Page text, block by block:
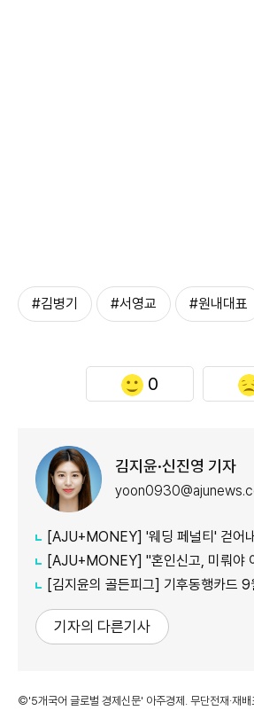
#김병기 #서영교 #원내대표
0
김지윤·신진영 기자
[AJU+MONEY] '웨딩 페널티' 걷어내는 정부…대출
[AJU+MONEY] "혼인신고, 미뤄야 이득?"…대
[김지윤의 골든피그] 기후동행카드 9월까지 연장…'모두의
기자의 다른기사
©'5개국어 글로벌 경제신문' 아주경제. 무단전재·재배